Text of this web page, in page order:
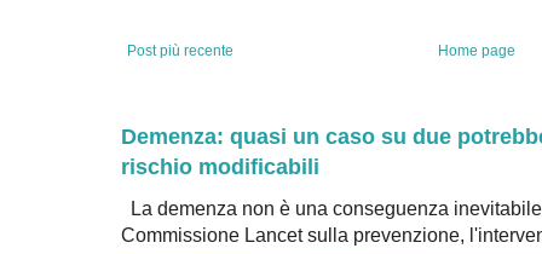
Post più recente Home page
Demenza: quasi un caso su due
rischio modificabili
La demenza non è una conseguenza
Commissione Lancet sulla prevenzione,